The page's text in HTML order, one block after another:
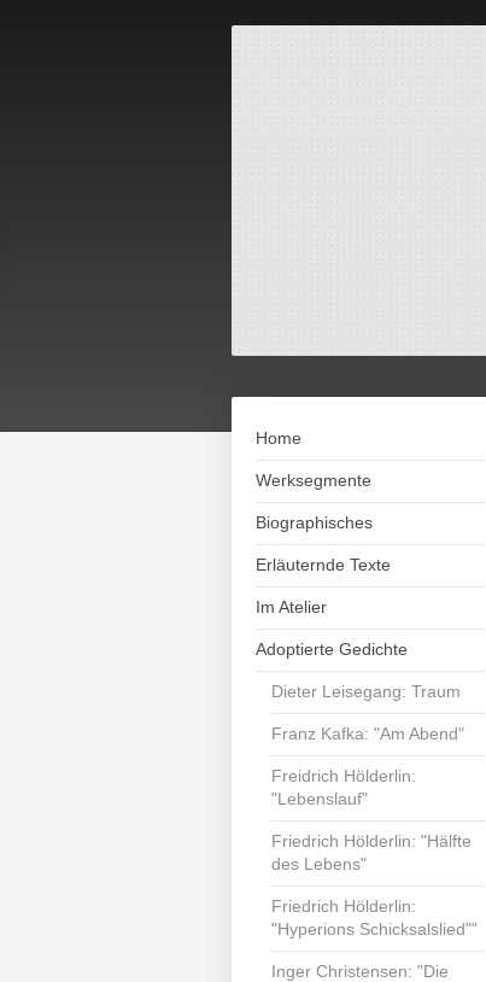
Home
Werksegmente
Biographisches
Erläuternde Texte
Im Atelier
Adoptierte Gedichte
Dieter Leisegang: Traum
Franz Kafka: "Am Abend"
Freidrich Hölderlin:
"Lebenslauf"
Friedrich Hölderlin: "Hälfte
des Lebens"
Friedrich Hölderlin:
"Hyperions Schicksalslied""
Inger Christensen: "Die